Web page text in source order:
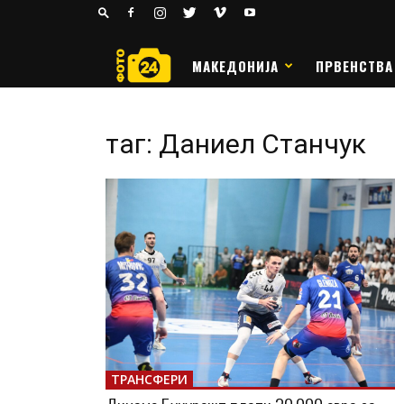
РАКОМЕТ
МАКЕДОНИЈА ПРВЕНСТВА
таг: Даниел Станчук
ТРАНСФЕРИ